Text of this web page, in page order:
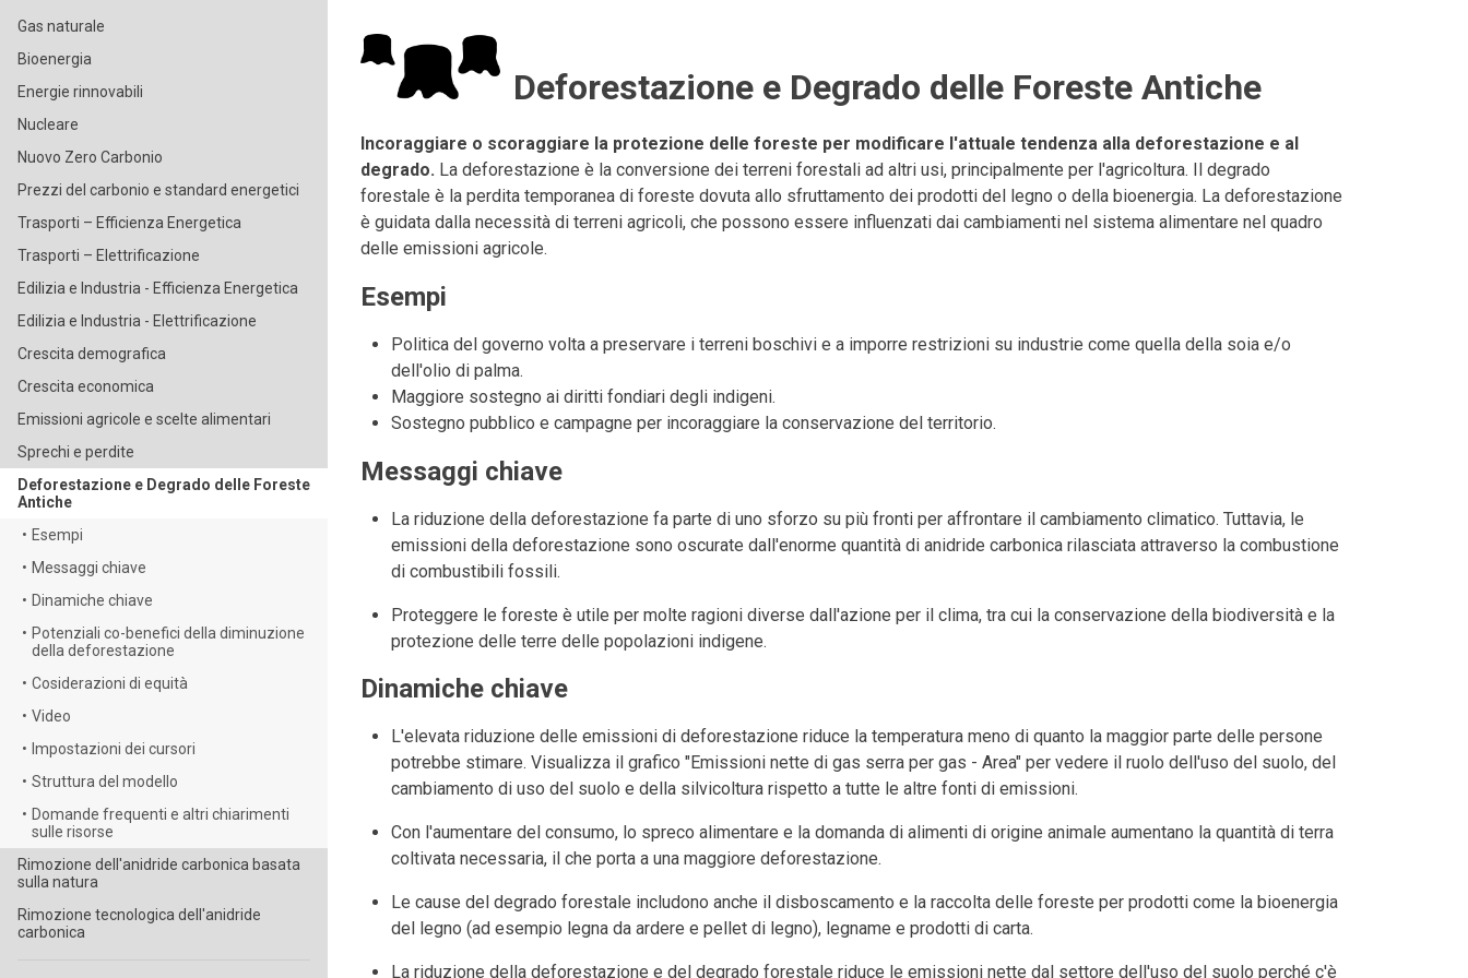
Gas naturale
Bioenergia
Energie rinnovabili
Nucleare
Nuovo Zero Carbonio
Prezzi del carbonio e standard energetici
Trasporti – Efficienza Energetica
Trasporti – Elettrificazione
Edilizia e Industria - Efficienza Energetica
Edilizia e Industria - Elettrificazione
Crescita demografica
Crescita economica
Emissioni agricole e scelte alimentari
Sprechi e perdite
Deforestazione e Degrado delle Foreste
Antiche
• Esempi
• Messaggi chiave
• Dinamiche chiave
• Potenziali co-benefici della diminuzione
della deforestazione
• Cosiderazioni di equità
• Video
• Impostazioni dei cursori
• Struttura del modello
• Domande frequenti e altri chiarimenti
sulle risorse
Rimozione dell'anidride carbonica basata
sulla natura
Rimozione tecnologica dell'anidride
carbonica
Deforestazione e Degrado delle Foreste Antiche
Incoraggiare o scoraggiare la protezione delle foreste per modificare l'attuale tendenza alla deforestazione e al
degrado. La deforestazione è la conversione dei terreni forestali ad altri usi, principalmente per l'agricoltura. Il degrado
forestale è la perdita temporanea di foreste dovuta allo sfruttamento dei prodotti del legno o della bioenergia. La deforestazione
è guidata dalla necessità di terreni agricoli, che possono essere influenzati dai cambiamenti nel sistema alimentare nel quadro
delle emissioni agricole.
Esempi
Politica del governo volta a preservare i terreni boschivi e a imporre restrizioni su industrie come quella della soia e/o
dell'olio di palma.
Maggiore sostegno ai diritti fondiari degli indigeni.
Sostegno pubblico e campagne per incoraggiare la conservazione del territorio.
Messaggi chiave
La riduzione della deforestazione fa parte di uno sforzo su più fronti per affrontare il cambiamento climatico. Tuttavia, le
emissioni della deforestazione sono oscurate dall'enorme quantità di anidride carbonica rilasciata attraverso la combustione
di combustibili fossili.
Proteggere le foreste è utile per molte ragioni diverse dall'azione per il clima, tra cui la conservazione della biodiversità e la
protezione delle terre delle popolazioni indigene.
Dinamiche chiave
L'elevata riduzione delle emissioni di deforestazione riduce la temperatura meno di quanto la maggior parte delle persone
potrebbe stimare. Visualizza il grafico "Emissioni nette di gas serra per gas - Area" per vedere il ruolo dell'uso del suolo, del
cambiamento di uso del suolo e della silvicoltura rispetto a tutte le altre fonti di emissioni.
Con l'aumentare del consumo, lo spreco alimentare e la domanda di alimenti di origine animale aumentano la quantità di terra
coltivata necessaria, il che porta a una maggiore deforestazione.
Le cause del degrado forestale includono anche il disboscamento e la raccolta delle foreste per prodotti come la bioenergia
del legno (ad esempio legna da ardere e pellet di legno), legname e prodotti di carta.
La riduzione della deforestazione e del degrado forestale riduce le emissioni nette dal settore dell'uso del suolo perché c'è